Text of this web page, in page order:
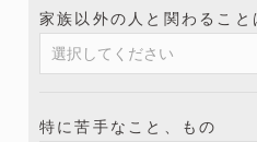
家族以外の人と関わること
特に苦手なこと、もの